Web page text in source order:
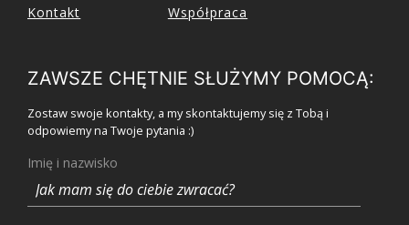
Kontakt
Współpraca
ZAWSZE CHĘTNIE SŁUŻYMY POMOCĄ:
Zostaw swoje kontakty, a my skontaktujemy się z Tobą i
odpowiemy na Twoje pytania :)
Imię i nazwisko